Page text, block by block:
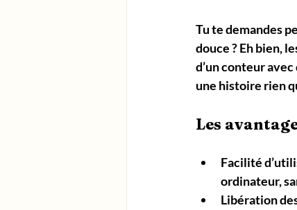
Tu te demandes
douce ? Eh bien,
d’un conteur
une histoire rien
Les
Facilité
ordinateur,
Libération